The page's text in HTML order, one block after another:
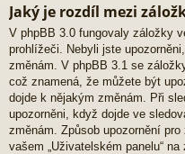
Jaký je rozdíl mezi
V phpBB 3.0 fungovaly záložky
prohlížeči. Nebyli jste
změnám. V phpBB 3.1 se
což znamená, že můžete být
dojde k nějakým změnám. Při
upozorněni, když dojde ve
změnám. Způsob upozornění
vašem „Uživatelském panelu“